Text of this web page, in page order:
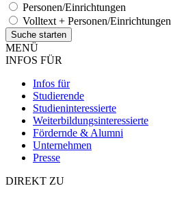
Personen/Einrichtungen
Volltext + Personen/Einrichtungen
MENÜ
INFOS FÜR
Infos für
Studierende
Studieninteressierte
Weiterbildungsinteressierte
Fördernde & Alumni
Unternehmen
Presse
DIREKT ZU